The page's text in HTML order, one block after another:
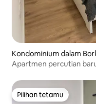
Kondominium dalam
Apartmen percutian
Pilihan tetamu
Pilihan tetamu